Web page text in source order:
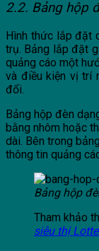
2.2. Bảng hộp
Hình thức lắp đặt
trụ. Bảng lắp đặt
quảng cáo một
và điều kiện vị trí
đổi.
Bảng hộp đèn
bằng nhôm hoặc
dài. Bên trong
thông tin quảng
Bảng hộp
Tham khảo
siêu thị